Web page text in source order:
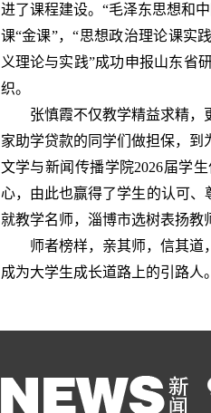
进了课程建设。“毛泽东思想和
课“金课”，“思想政治理论课实
义理论与实践”成功申报山东省
织。
张慎霞不仅教学精益求精，
家助学贷款的同学们做担保，到
文学与新闻传播学院2026届学
心，由此也赢得了学生的认可、
就教学名师，淄博市选树表扬教
师者榜样，亲其师，信其道
成为大学生成长道路上的引路人。